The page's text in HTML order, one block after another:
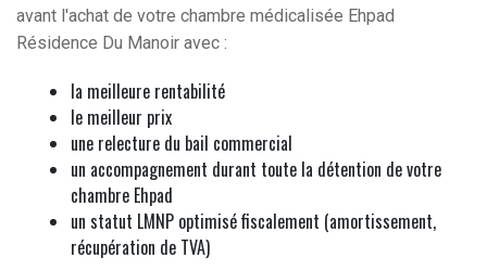
avant l'achat de votre chambre médicalisée Ehpad
Résidence Du Manoir avec :
la meilleure rentabilité
le meilleur prix
une relecture du bail commercial
un accompagnement durant toute la détention de votre
chambre Ehpad
un statut LMNP optimisé fiscalement (amortissement,
récupération de TVA)